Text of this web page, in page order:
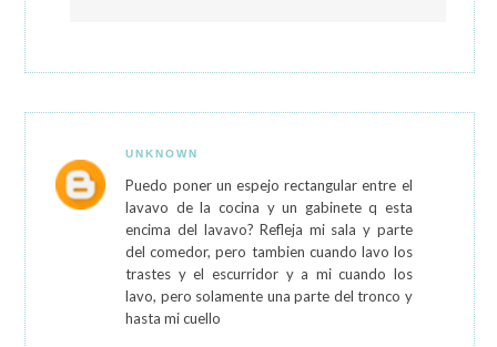
UNKNOWN
Puedo poner un espejo rectangular entre el
lavavo de la cocina y un gabinete q esta
encima del lavavo? Refleja mi sala y parte
del comedor, pero tambien cuando lavo los
trastes y el escurridor y a mi cuando los
lavo, pero solamente una parte del tronco y
hasta mi cuello